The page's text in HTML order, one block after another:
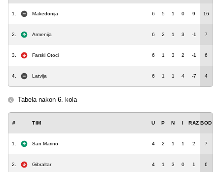
1. Makedonija 6 5 1 0 9 16
2. Armenija 6 2 1 3 -1 7
3. Farski Otoci 6 1 3 2 -1 6
4. Latvija 6 1 1 4 -7 4
Tabela nakon 6. kola
# TIM U P N I RAZ BOD
1. San Marino 4 2 1 1 2 7
2. Gibraltar 4 1 3 0 1 6